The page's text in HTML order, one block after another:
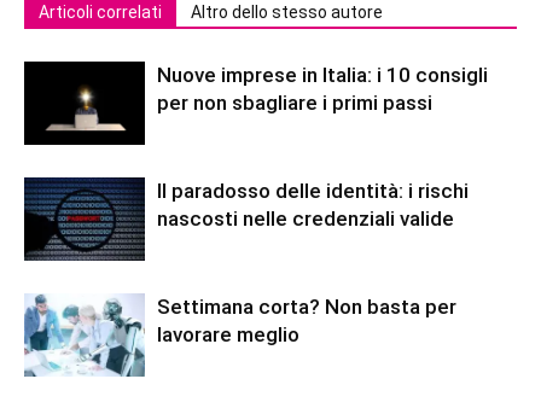
Articoli correlati Altro dello stesso autore
Nuove imprese in Italia: i 10 consigli
per non sbagliare i primi passi
Il paradosso delle identità: i rischi
nascosti nelle credenziali valide
Settimana corta? Non basta per
lavorare meglio